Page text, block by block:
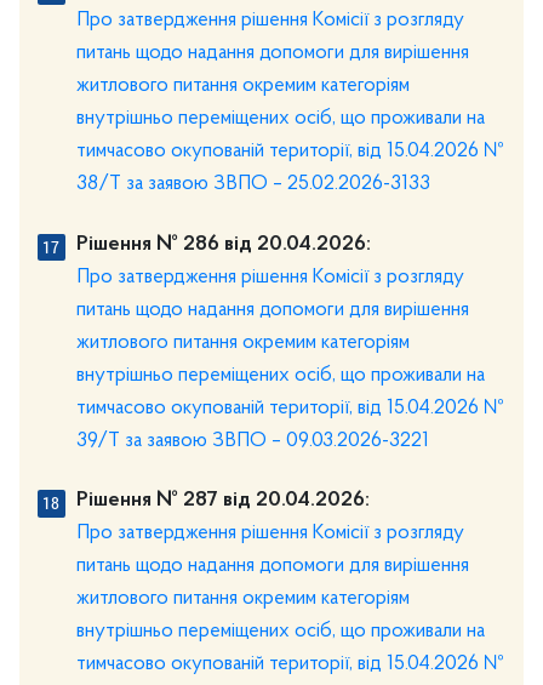
Про затвердження рішення Комісії з розгляду
питань щодо надання допомоги для вирішення
житлового питання окремим категоріям
внутрішньо переміщених осіб, що проживали на
тимчасово окупованій території, від 15.04.2026 №
38/Т за заявою ЗВПО – 25.02.2026-3133
Рішення № 286 від 20.04.2026:
Про затвердження рішення Комісії з розгляду
питань щодо надання допомоги для вирішення
житлового питання окремим категоріям
внутрішньо переміщених осіб, що проживали на
тимчасово окупованій території, від 15.04.2026 №
39/Т за заявою ЗВПО – 09.03.2026-3221
Рішення № 287 від 20.04.2026:
Про затвердження рішення Комісії з розгляду
питань щодо надання допомоги для вирішення
житлового питання окремим категоріям
внутрішньо переміщених осіб, що проживали на
тимчасово окупованій території, від 15.04.2026 №